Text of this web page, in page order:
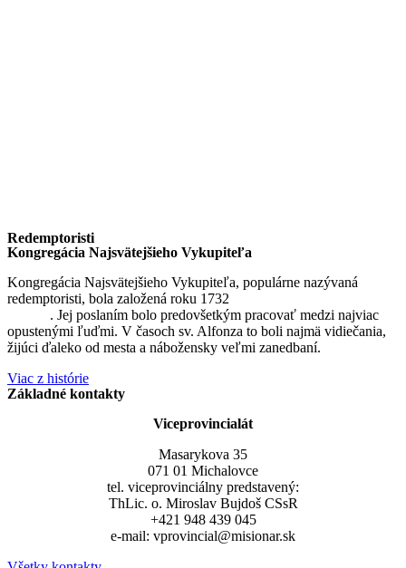
Redemptoristi
Kongregácia Najsvätejšieho Vykupiteľa
Kongregácia Najsvätejšieho Vykupiteľa, populárne nazývaná
redemptoristi, bola založená roku 1732
. Jej poslaním bolo predovšetkým pracovať medzi najviac
opustenými ľuďmi. V časoch sv. Alfonza to boli najmä vidiečania,
žijúci ďaleko od mesta a nábožensky veľmi zanedbaní.
Viac z histórie
Základné kontakty
Viceprovincialát
Masarykova 35
071 01 Michalovce
tel. viceprovinciálny predstavený:
ThLic. o. Miroslav Bujdoš CSsR
+421 948 439 045
e-mail: vprovincial@misionar.sk